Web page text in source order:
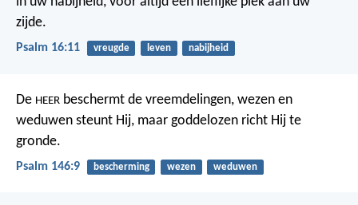
zijde.
Psalm 16:11 vreugde leven nabijheid
De HEER beschermt de vreemdelingen, wezen en
weduwen steunt Hij, maar goddelozen richt Hij te
gronde.
Psalm 146:9 bescherming wezen weduwen